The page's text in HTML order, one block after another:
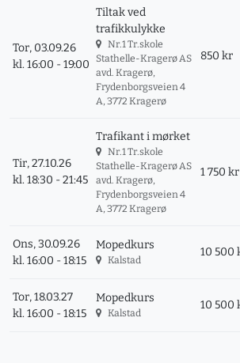
Tor, 03.09.26
kl. 16:00 - 19:00
Tiltak ved
trafikkulykke
Nr.1 Tr.skole
Stathelle-Kragerø AS
avd. Kragerø,
Frydenborgsveien 4
A, 3772 Kragerø
850 kr
Tir, 27.10.26
kl. 18:30 - 21:45
Trafikant i mørket
Nr.1 Tr.skole
Stathelle-Kragerø AS
avd. Kragerø,
Frydenborgsveien 4
A, 3772 Kragerø
1 750 kr
Ons, 30.09.26
kl. 16:00 - 18:15
Mopedkurs
Kalstad
10 500
Tor, 18.03.27
kl. 16:00 - 18:15
Mopedkurs
Kalstad
10 500